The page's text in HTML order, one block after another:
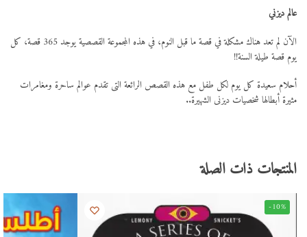
عالم ديزني
الآن لم تعد هناك مشكلة في قصة ما قبل النوم، في هذه المجموعة القصصية يوجد 365 قصة، كل
يوم قصة طيلة السنة!!
أحلام سعيدة كل يوم لكل طفل مع هذه القصص الرائعة التى تقدم عوالم ساحرة ومغامرات
مثيرة أبطالها شخصيات ديزنى الشهيرة..
المنتجات ذات الصلة
-10%